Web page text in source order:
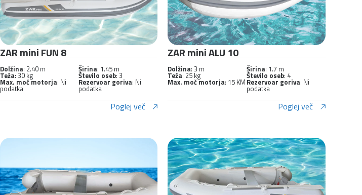
ZAR mini FUN 8
Dolžina: 2.40 m Širina: 1.45 m
Teža: 30 kg Število oseb: 3
Max. moč motorja: Ni
podatka
Rezervoar goriva: Ni
podatka
Poglej več
ZAR mini ALU 10
Dolžina: 3 m Širina: 1.7 m
Teža: 25 kg Število oseb: 4
Max. moč motorja: 15 KM Rezervoar goriva: Ni
podatka
Poglej več